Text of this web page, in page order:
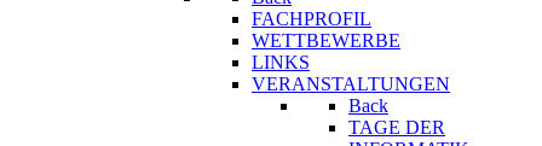
FACHPROFIL
WETTBEWERBE
LINKS
VERANSTALTUNGEN
Back
TAGE DER